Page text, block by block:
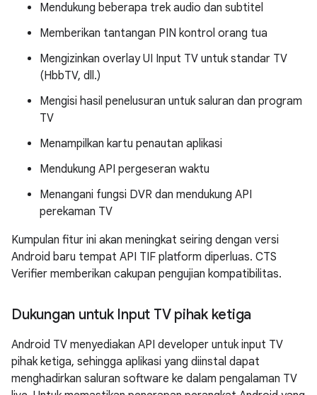
Mendukung beberapa trek audio dan subtitel
Memberikan tantangan PIN kontrol orang tua
Mengizinkan overlay UI Input TV untuk standar TV
(HbbTV, dll.)
Mengisi hasil penelusuran untuk saluran dan program
TV
Menampilkan kartu penautan aplikasi
Mendukung API pergeseran waktu
Menangani fungsi DVR dan mendukung API
perekaman TV
Kumpulan fitur ini akan meningkat seiring dengan versi
Android baru tempat API TIF platform diperluas. CTS
Verifier memberikan cakupan pengujian kompatibilitas.
Dukungan untuk Input TV pihak ketiga
Android TV menyediakan API developer untuk input TV
pihak ketiga, sehingga aplikasi yang diinstal dapat
menghadirkan saluran software ke dalam pengalaman TV